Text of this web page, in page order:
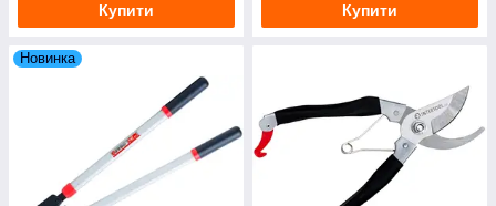
Купити Купити
Новинка